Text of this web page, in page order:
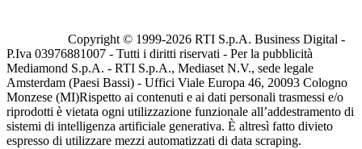
Copyright © 1999-2026 RTI S.p.A. Business Digital -
P.Iva 03976881007 - Tutti i diritti riservati - Per la pubblicità
Mediamond S.p.A. - RTI S.p.A., Mediaset N.V., sede legale
Amsterdam (Paesi Bassi) - Uffici Viale Europa 46, 20093 Cologno
Monzese (MI)Rispetto ai contenuti e ai dati personali trasmessi e/o
riprodotti è vietata ogni utilizzazione funzionale all’addestramento di
sistemi di intelligenza artificiale generativa. È altresì fatto divieto
espresso di utilizzare mezzi automatizzati di data scraping.